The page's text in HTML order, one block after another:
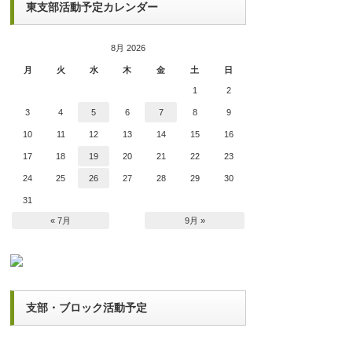
東支部活動予定カレンダー
8月 2026
月 火 水 木 金 土 日
1 2
3 4 5 6 7 8 9
10 11 12 13 14 15 16
17 18 19 20 21 22 23
24 25 26 27 28 29 30
31
« 7月 9月 »
支部・ブロック活動予定